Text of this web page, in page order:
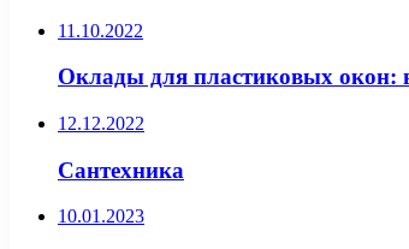
11.10.2022
Оклады для пластиковых окон:
12.12.2022
Сантехника
10.01.2023